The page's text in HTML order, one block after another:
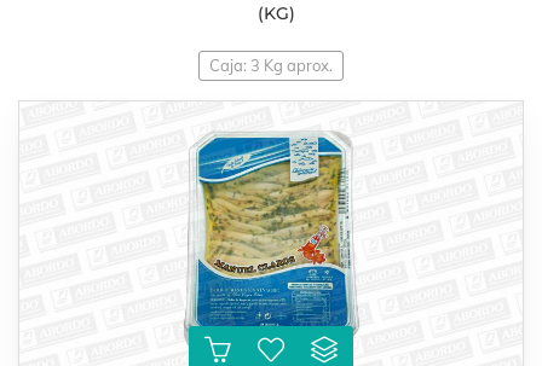
(KG)
Caja: 3 Kg aprox.